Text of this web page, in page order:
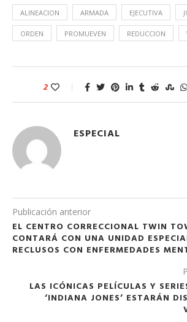
ALINEACION ARMADA EJECUTIVA
ORDEN PROMUEVEN REDUCCION
2
ESPECIAL
Publicación anterior
EL CENTRO CORRECCIONAL TWIN
CONTARÁ CON UNA UNIDAD
RECLUSOS CON ENFERMEDADES
LAS ICÓNICAS PELÍCULAS Y
‘INDIANA JONES’ ESTARÁN